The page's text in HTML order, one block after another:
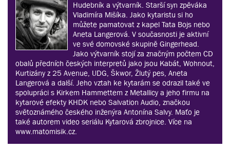
Hudebník a výtvarník. Starší syn zpěváka
Vladimíra Mišíka. Jako kytaristu si ho
můžete pamatovat z kapel Tata Bojs nebo
Aneta Langerová. V současnosti je aktivní
ve své domovské skupině Gingerhead.
Jako výtvarník stojí za značným počtem CD
obalů předních českých interpretů jako jsou Kabát, Wohnout,
Kurtizány z 25 Avenue, UDG, Škwor, Žlutý pes, Aneta
Langerová a další. Jeho vztah ke kytarám se odrazil také ve
spolupráci s Kirkem Hammettem z Metallicy a jeho firmu na
kytarové efekty KHDK nebo Salvation Audio, značkou
světoznámého českého inženýra Antonína Salvy. Maťo je
také autorem video seriálu Kytarová zbrojnice. Více na
www.matomisik.cz.